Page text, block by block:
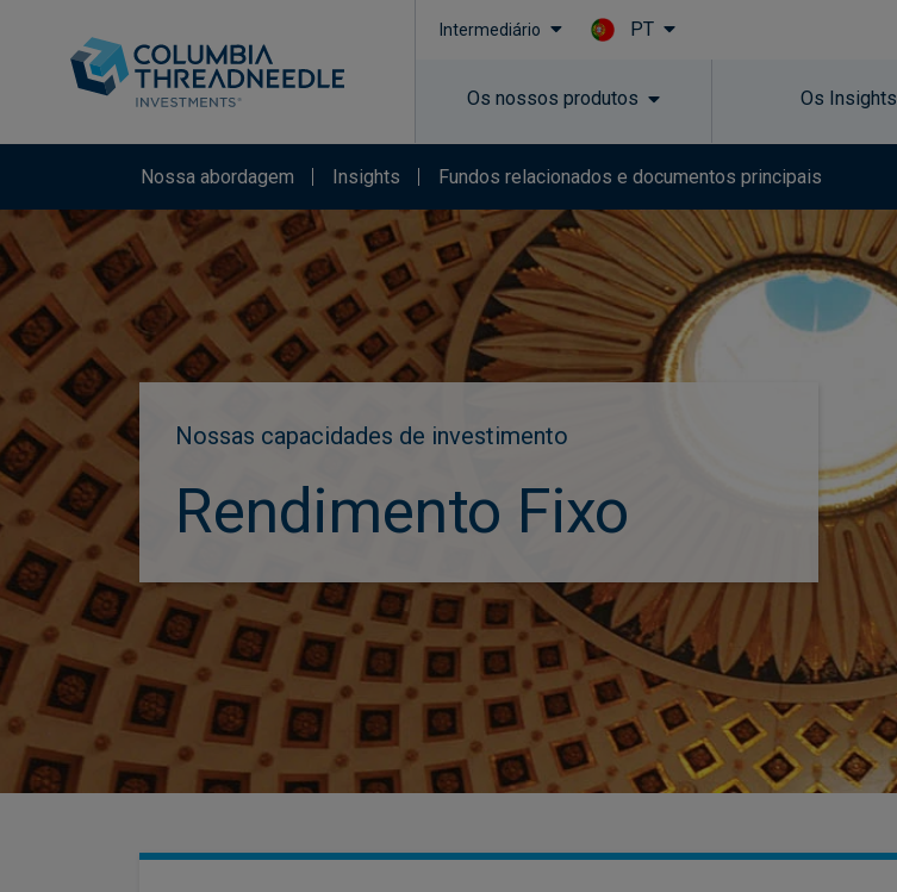
Intermediário PT
Os nossos produtos Os Insights
Nossa abordagem Insights Fundos relacionados e documentos principais
Nossas capacidades de investimento
Rendimento Fixo